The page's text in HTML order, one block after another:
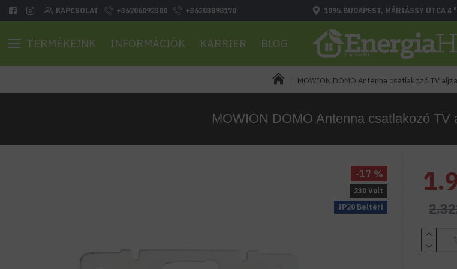
KAPCSOLAT +36706092300 +36203898170 1095.BUDAPEST, MÁRIÁSSY UTCA 4
TERMÉKEINK INFORMÁCIÓK KARRIER BLOG
MOWION DOMO Antenna csatlakozó TV
MOWION DOMO Antenna csatlakozó TV
IP20 Beltéri
230 Volt
-17 %